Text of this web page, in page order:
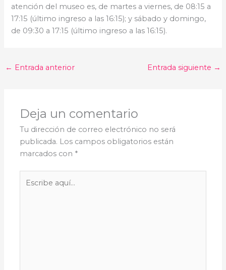
atención del museo es, de martes a viernes, de 08:15 a
17:15 (último ingreso a las 16:15); y sábado y domingo,
de 09:30 a 17:15 (último ingreso a las 16:15).
← Entrada anterior Entrada siguiente →
Deja un comentario
Tu dirección de correo electrónico no será
publicada. Los campos obligatorios están
marcados con *
aquí...